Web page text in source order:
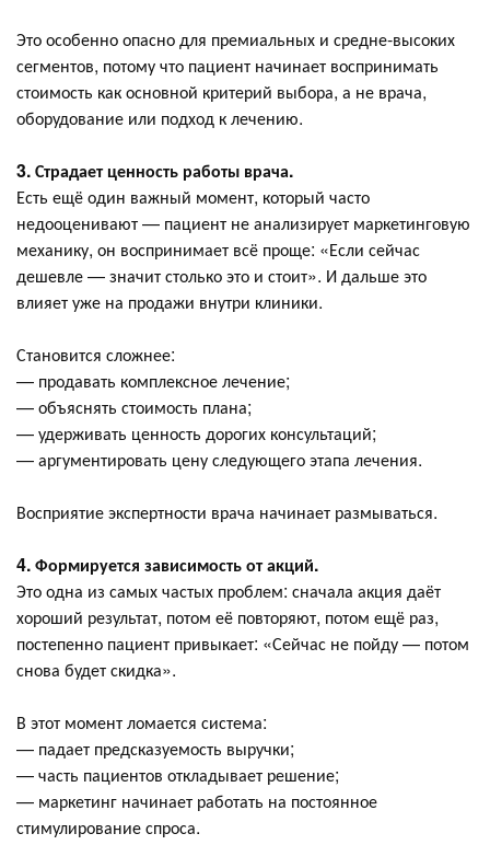
Это особенно опасно для премиальных и средне-высоких
сегментов, потому что пациент начинает воспринимать
стоимость как основной критерий выбора, а не врача,
оборудование или подход к лечению.
3. Страдает ценность работы врача.
Есть ещё один важный момент, который часто
недооценивают — пациент не анализирует маркетинговую
механику, он воспринимает всё проще: «Если сейчас
дешевле — значит столько это и стоит». И дальше это
влияет уже на продажи внутри клиники.
Становится сложнее:
— продавать комплексное лечение;
— объяснять стоимость плана;
— удерживать ценность дорогих консультаций;
— аргументировать цену следующего этапа лечения.
Восприятие экспертности врача начинает размываться.
4. Формируется зависимость от акций.
Это одна из самых частых проблем: сначала акция даёт
хороший результат, потом её повторяют, потом ещё раз,
постепенно пациент привыкает: «Сейчас не пойду — потом
снова будет скидка».
В этот момент ломается система:
— падает предсказуемость выручки;
— часть пациентов откладывает решение;
— маркетинг начинает работать на постоянное
стимулирование спроса.